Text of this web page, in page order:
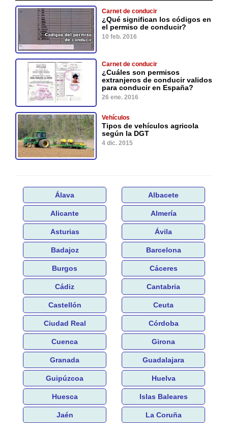
Carnet de conducir
¿Qué significan los códigos en
el permiso de conducir?
10 feb. 2016
Carnet de conducir
¿Cuáles son permisos
extranjeros de conducir validos
para conducir en España?
26 ene. 2016
Vehículos
Tipos de vehículos agricola
según la DGT
4 dic. 2015
Álava Albacete
Alicante Almería
Asturias Ávila
Badajoz Barcelona
Burgos Cáceres
Cádiz Cantabria
Castellón Ceuta
Ciudad Real Córdoba
Cuenca Girona
Granada Guadalajara
Guipúzcoa Huelva
Huesca Islas Baleares
Jaén La Coruña